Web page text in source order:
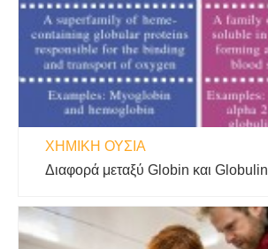
ΧΗΜΙΚΉ ΟΥΣΊΑ
Διαφορά μεταξύ Globin και Globulin